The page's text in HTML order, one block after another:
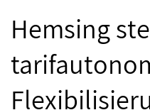
Hemsing